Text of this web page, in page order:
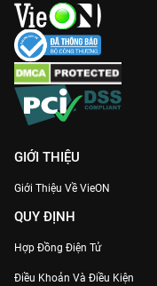
GIỚI THIỆU
Giới Thiệu Về VieON
QUY ĐỊNH
Hợp Đồng Điện Tử
Điều Khoản Và Điều Kiện